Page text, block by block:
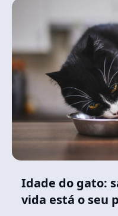
Idade do gato:
vida está o seu